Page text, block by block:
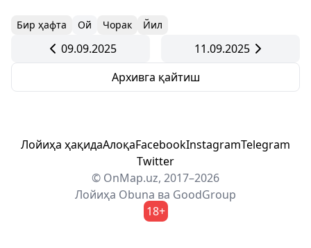
Бир ҳафта Ой Чорак Йил
09.09.2025
11.09.2025
Архивга қайтиш
Лойиҳа ҳақидаАлоқаFacebookInstagramTelegram
Twitter
© OnMap.uz, 2017–2026
Лойиҳа Obuna ва GoodGroup
18+